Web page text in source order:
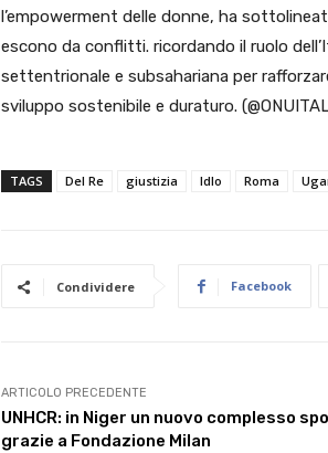
l’empowerment delle donne, ha
escono da conflitti. ricordando il ruolo
settentrionale e subsahariana per
sviluppo sostenibile e duraturo.
TAGS Del Re giustizia Idlo Roma
Condividere Facebook
ARTICOLO PRECEDENTE
UNHCR: in Niger un nuovo complesso
grazie a Fondazione Milan